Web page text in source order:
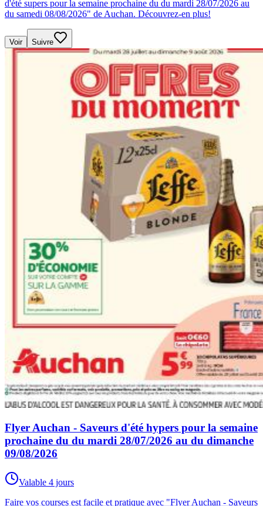
d'été supers pour la semaine prochaine du du mardi 28/07/2026 au
du samedi 08/08/2026" de Auchan. Découvrez-en plus!
Voir Suivre
Flyer Auchan - Saveurs d'été hypers pour la semaine
prochaine du du mardi 28/07/2026 au du dimanche
09/08/2026
Valable 4 jours
Faire vos courses est facile et pratique avec "Flyer Auchan - Saveurs